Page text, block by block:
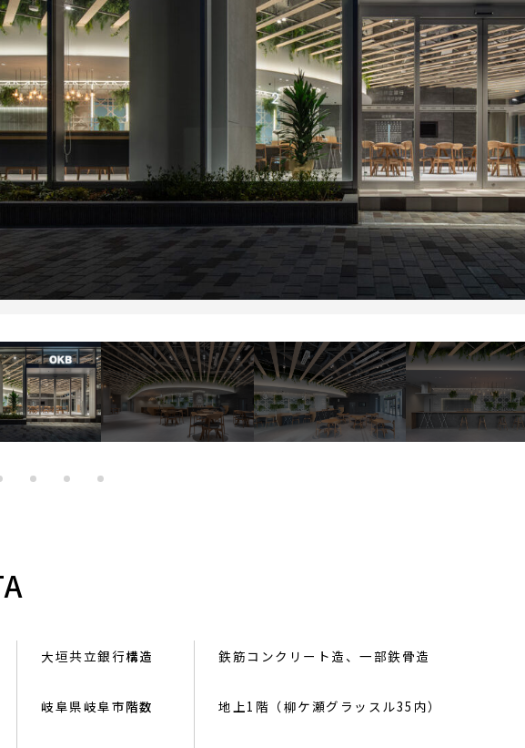
大垣共立銀行
岐阜県岐阜市
構造 鉄筋コンクリート造、一部鉄骨造
階数 地上1階（柳ケ瀬グラッスル35内）